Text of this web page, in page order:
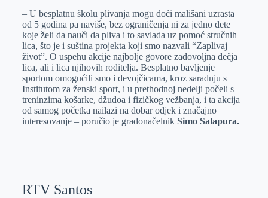
– U besplatnu školu plivanja mogu doći mališani uzrasta
od 5 godina pa naviše, bez ograničenja ni za jedno dete
koje želi da nauči da pliva i to savlada uz pomoć stručnih
lica, što je i suština projekta koji smo nazvali “Zaplivaj
život”. O uspehu akcije najbolje govore zadovoljna dečja
lica, ali i lica njihovih roditelja. Besplatno bavljenje
sportom omogućili smo i devojčicama, kroz saradnju s
Institutom za ženski sport, i u prethodnoj nedelji počeli s
treninzima košarke, džudoa i fizičkog vežbanja, i ta akcija
od samog početka nailazi na dobar odjek i značajno
interesovanje – poručio je gradonačelnik Simo Salapura.
RTV Santos